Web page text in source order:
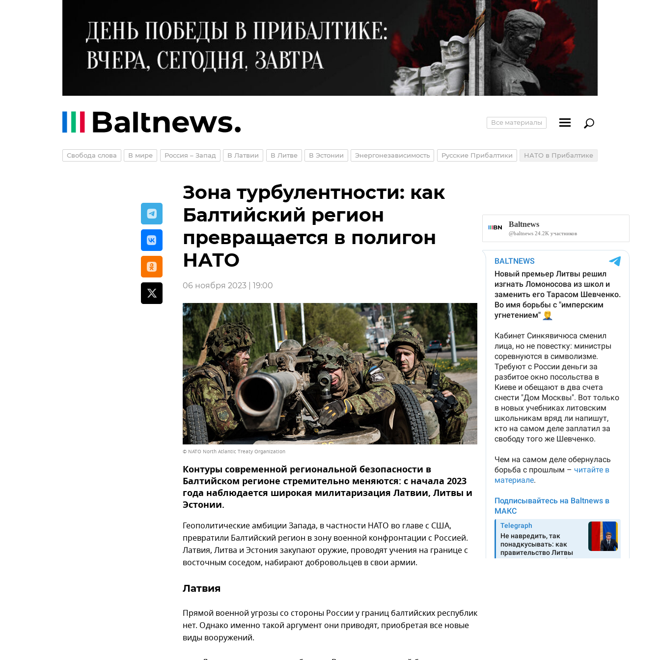
Все материалы
Свобода слова В мире Россия – Запад В Латвии В Литве В Эстонии Энергонезависимость Русские Прибалтики НАТО в Прибалтике
Зона турбулентности: как
Балтийский регион
превращается в полигон
НАТО
06 ноября 2023 | 19:00
© NATO North Atlantic Treaty Organization
Контуры современной региональной безопасности в
Балтийском регионе стремительно меняются: с начала 2023
года наблюдается широкая милитаризация Латвии, Литвы и
Эстонии.
Геополитические амбиции Запада, в частности НАТО во главе с США,
превратили Балтийский регион в зону военной конфронтации с Россией.
Латвия, Литва и Эстония закупают оружие, проводят учения на границе с
восточным соседом, набирают добровольцев в свои армии.
Латвия
Прямой военной угрозы со стороны России у границ балтийских республик
нет. Однако именно такой аргумент они приводят, приобретая все новые
виды вооружений.